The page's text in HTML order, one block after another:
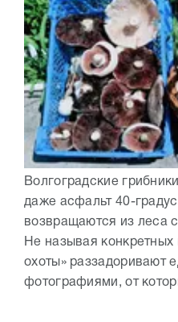
Волгоградские
даже асфальт 40-
возвращаются из леса
Не называя конкретных
охоты» раззадоривают
фотографиями, от